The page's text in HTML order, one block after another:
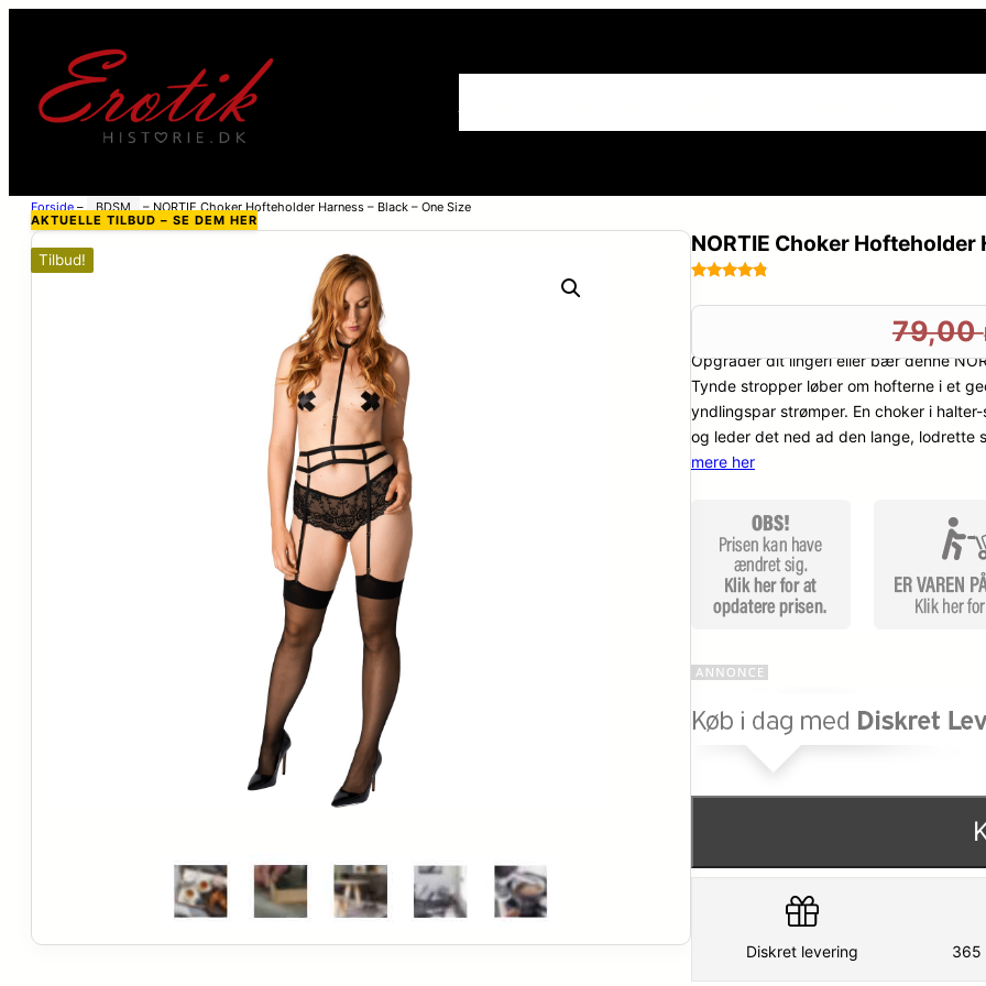
Forside– BDSM –NORTIE Choker Hofteholder Harness – Black – One Size
AKTUELLE TILBUD – SE DEM HER
Tilbud!
NORTIE Choker Hofteholder
som
baseret
på
kundebedø
mmelser
79,00
Opgradér dit lingeri eller bær denne
Tynde stropper løber om hofterne i et
yndlingspar strømper. En choker i
og leder det ned ad den lange, lodrette
mere her
Diskret levering 365